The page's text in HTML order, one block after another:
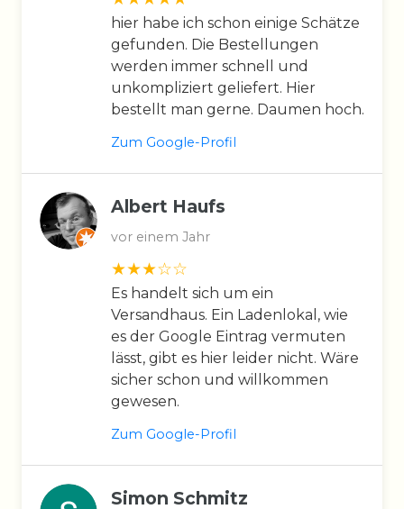
hier habe ich schon einige Schätze
gefunden. Die Bestellungen
werden immer schnell und
unkompliziert geliefert. Hier
bestellt man gerne. Daumen hoch.
Zum Google-Profil
Albert Haufs
vor einem Jahr
Es handelt sich um ein
Versandhaus. Ein Ladenlokal, wie
es der Google Eintrag vermuten
lässt, gibt es hier leider nicht. Wäre
sicher schon und willkommen
gewesen.
Zum Google-Profil
Simon Schmitz